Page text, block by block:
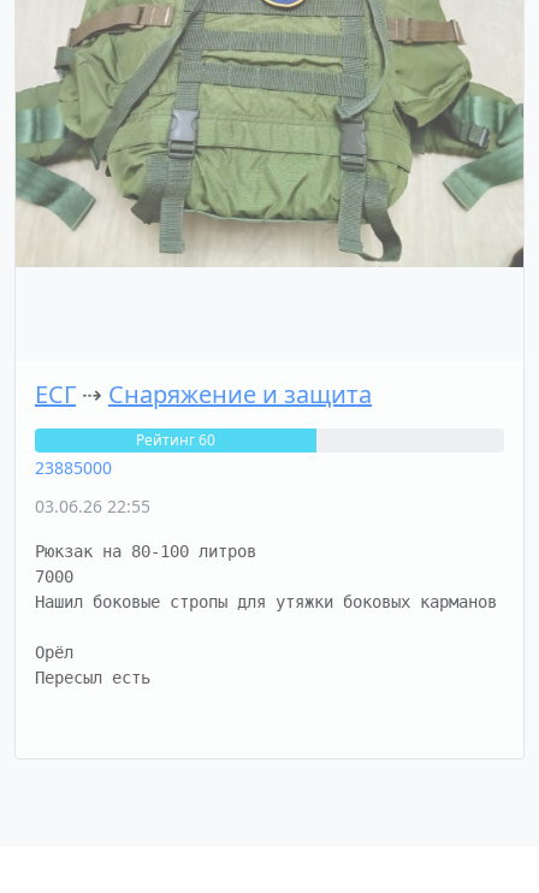
ЕСГ ⇢ Снаряжение и защита
Рейтинг 60
23885000
03.06.26 22:55
Рюкзак на 80-100 литров
7000
Нашил боковые стропы для утяжки боковых карманов
Орёл
Пересыл есть